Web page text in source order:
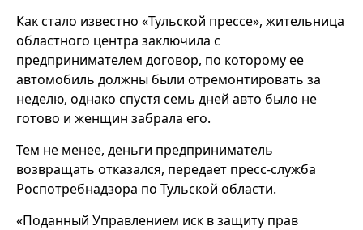
Как стало известно «Тульской прессе», жительница
областного центра заключила с
предпринимателем договор, по которому ее
автомобиль должны были отремонтировать за
неделю, однако спустя семь дней авто было не
готово и женщин забрала его.
Тем не менее, деньги предприниматель
возвращать отказался, передает пресс-служба
Роспотребнадзора по Тульской области.
«Поданный Управлением иск в защиту прав